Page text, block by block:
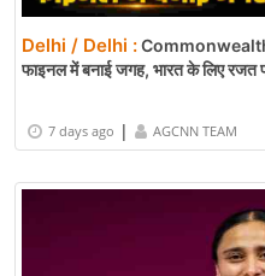
Delhi / Delhi :
फाइनल में बनाई जगह, भारत के लिए रजत
7 days ago | AGCNN TEAM